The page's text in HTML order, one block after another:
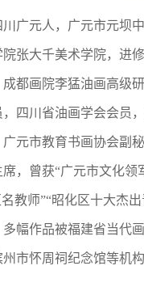
川广元人，广元市元坝
张大千美术学院，进
都画院李猛油画高级
四川省油画学会会员
元市教育书画协会副
，曾获“广元市文化领
教师”“昭化区十大杰
幅作品被福建省当代
市怀周祠纪念馆等机构